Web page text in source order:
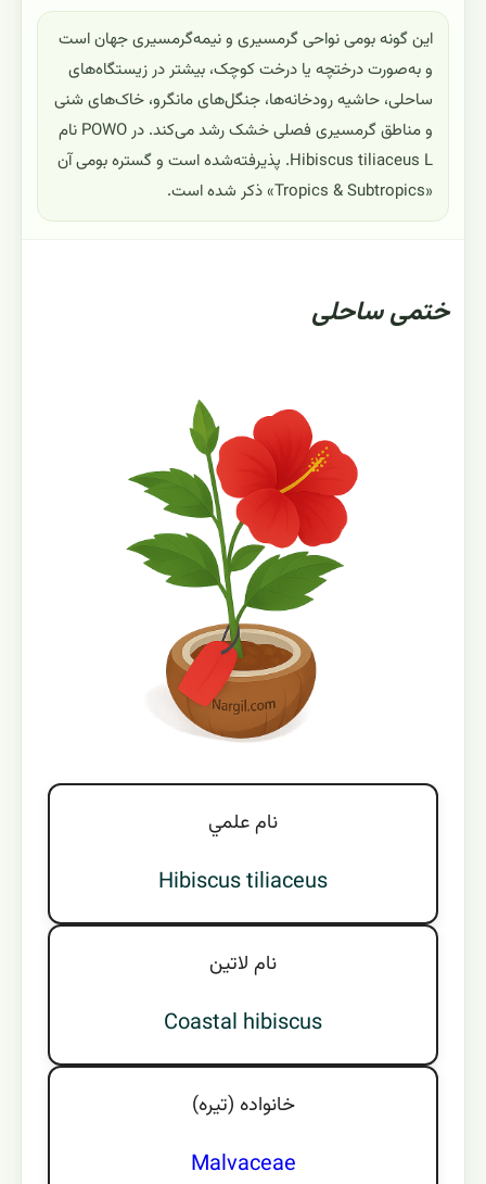
این گونه بومی نواحی گرمسیری و نیمه‌گرمسیری جهان است
و به‌صورت درختچه یا درخت کوچک، بیشتر در زیستگاه‌های
ساحلی، حاشیه رودخانه‌ها، جنگل‌های مانگرو، خاک‌های شنی
و مناطق گرمسیری فصلی خشک رشد می‌کند. در POWO نام
Hibiscus tiliaceus L. پذیرفته‌شده است و گستره بومی آن
«Tropics & Subtropics» ذکر شده است.
ختمی ساحلی
نام علمي
Hibiscus tiliaceus
نام لاتين
Coastal hibiscus
خانواده (تيره)
Malvaceae